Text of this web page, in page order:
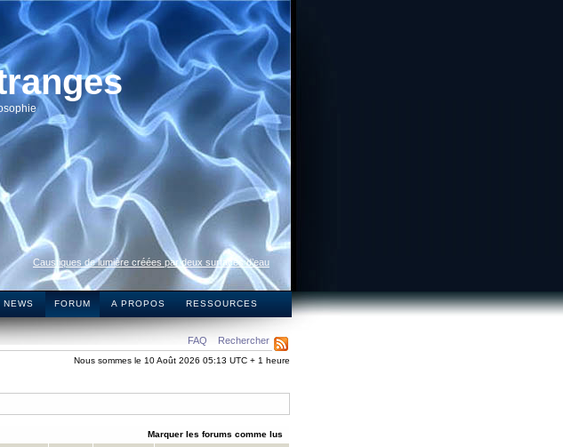
Caustiques de lumière créées par deux surfaces d’eau
NEWS FORUM A PROPOS RESSOURCES
FAQ Rechercher
Nous sommes le 10 Août 2026 05:13 UTC + 1 heure
Marquer les forums comme lus